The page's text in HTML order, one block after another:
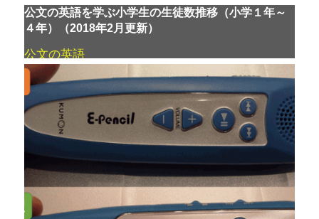
公文の英語を学ぶ小学生の生徒数推移（小学１年～
４年）（2018年2月更新）
公文の英語